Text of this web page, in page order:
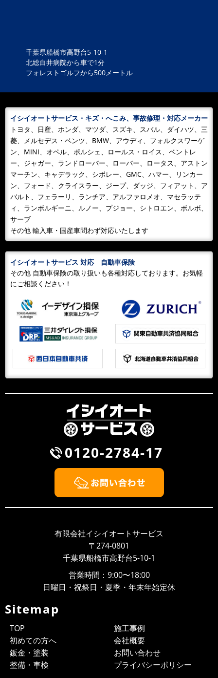
約３０パーセントが占めていると...
2024/07/16 NEWS
やれと言われても2度とできない！
イミングで刺さった...
2024/01/08
BLOG
４年ぶりの船橋消防出初式
新型コロナが一段落して 新年早々能登半島大地震！テ
レビでは甚大な被害を報道しています！自然災害にはと
ても太刀打ちできないと頭では分...
2023/05/21
NEWS
D５１と！
お客様の車両がD51の展示施設の中で見分待ち時間
中々 絵になるな！と 自己満足？
2023/05/21 BLOG
ポルポル リヤスポイラー交換！
私には 何故変えるのか分からないでいます？純正スポ
イラーから社外ダックテールタイプに！カッコい～か
な！
2022/05/22
NEWS
早朝出勤で疲れたので 一休み！
スリップしながらの横転!幸いの怪我人無しですが可哀そ
うなお車です！引き上げ搬送！
これからの時代に対応した塗装ブースの設置完了しまし
た！環境にやさしい水性塗料対応型ﾌﾞｰｽ今までのﾌﾞｰｽと
の違いは室内温度の上昇...
NEWS
福祉車両 リニューアルしました。（レンタルのみ
福祉車両（ハイエース）車椅子２台をリニューアル致し
ました！事故で代車が必要な方ご用命頂ければ幸いで
す！また福祉車両をレンタルしたい...
飲酒運転根絶宣言！
先日、飲酒運転根絶宣言式を船橋東警察署の協力のもと
行いました。最近では芸能人の方が飲酒運転による事故
2020/08/23 NEWS
女性の方でもお車のトラブルで困ったときに、立ち寄り
検、板金、塗装を初...
2020/05/26
お車の点検について
千葉県船橋市高野台5-10-1
北総白井病院から車で1分
フォレストゴルフから500メートル
イシイオートサービス・キズ・へこみ、事故修理・対応メーカー
トヨタ、日産、ホンダ、マツダ、スズキ、スバル、ダイハツ、三
菱、メルセデス・ベンツ、BMW、アウディ、フォルクスワーゲ
ン、MINI、オペル、ポルシェ、ロールス・ロイス、ベントレ
ー、ジャガー、ランドローバー、ローバー、ロータス、アストン
マーチン、キャデラック、シボレー、GMC、ハマー、リンカー
ン、フォード、クライスラー、ジープ、ダッジ、フィアット、ア
バルト、フェラーリ、ランチア、アルファロメオ、マセラッテ
ィ、ランボルギーニ、ルノー、プジョー、シトロエン、ボルボ、
サーブ
その他 輸入車・国産車問わず対応いたします
イシイオートサービス 対応 自動車保険
その他 自動車保険の取り扱いも各種対応しております。お気軽
にご相談ください！
0120-2784-17
有限会社イシイオートサービス
〒274-0801
千葉県船橋市高野台5-10-1
営業時間：9:00〜18:00
日曜日・祝祭日・夏季・年末年始定休
Sitemap
TOP
初めての方へ
鈑金・塗装
整備・車検
施工事例
会社概要
お問い合わせ
プライバシーポリシー